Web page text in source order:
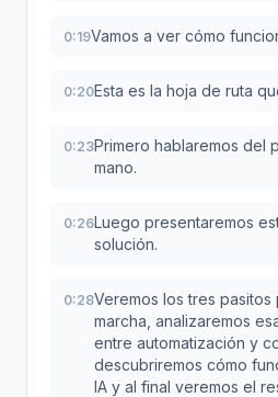
0:19Vamos a ver cómo
0:20Esta es la hoja de ruta
0:23Primero hablaremos del
mano.
0:26Luego presentaremos
solución.
0:28Veremos los tres
marcha, analizaremos
entre automatización y
descubriremos cómo
IA y al final veremos el